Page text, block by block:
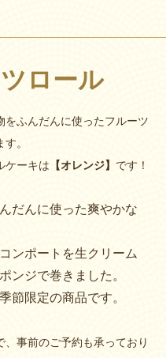
ロール
をふんだんに使ったフルーツ
。
ケーキは 【オレンジ】 です！
だんに使った爽やかな
ンポートを生クリーム
ンジで巻きました。
節限定の商品です。
事前のご予約も承っており